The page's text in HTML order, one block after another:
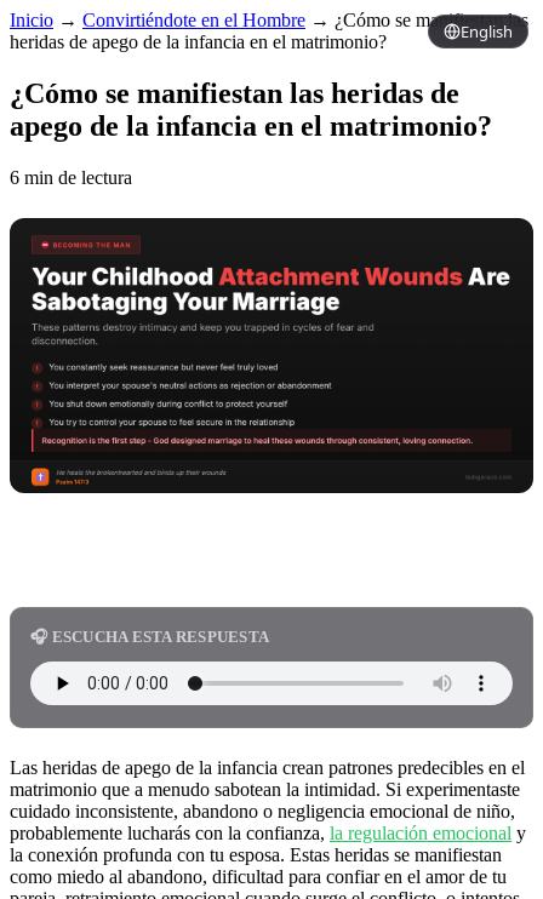
English
Inicio → Convirtiéndote en el Hombre → ¿Cómo se manifiestan las
heridas de apego de la infancia en el matrimonio?
¿Cómo se manifiestan las heridas de
apego de la infancia en el matrimonio?
6 min de lectura
🎧 ESCUCHA ESTA RESPUESTA
Las heridas de apego de la infancia crean patrones predecibles en el
matrimonio que a menudo sabotean la intimidad. Si experimentaste
cuidado inconsistente, abandono o negligencia emocional de niño,
probablemente lucharás con la confianza, la regulación emocional y
la conexión profunda con tu esposa. Estas heridas se manifiestan
como miedo al abandono, dificultad para confiar en el amor de tu